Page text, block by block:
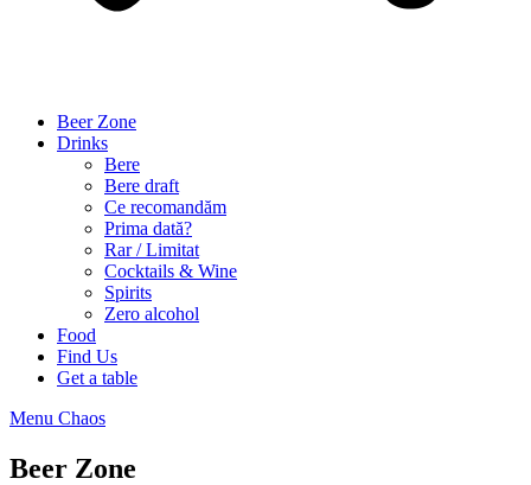
Beer Zone
Drinks
Bere
Bere draft
Ce recomandăm
Prima dată?
Rar / Limitat
Cocktails & Wine
Spirits
Zero alcohol
Food
Find Us
Get a table
Menu Chaos
Beer Zone